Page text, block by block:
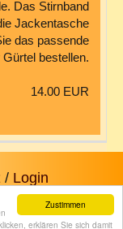
Zustimmen
erklären Sie sich damit
Das Stirnband
Jackentasche
das passende
bestellen.
14.00 EUR
/ Login
Versand/AGB